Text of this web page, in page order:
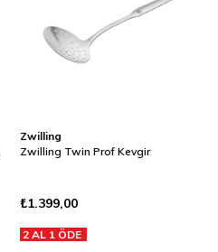
Zwilling
Zwilling Twin Prof Kevgir
₺1.399,00
2 AL 1 ÖDE